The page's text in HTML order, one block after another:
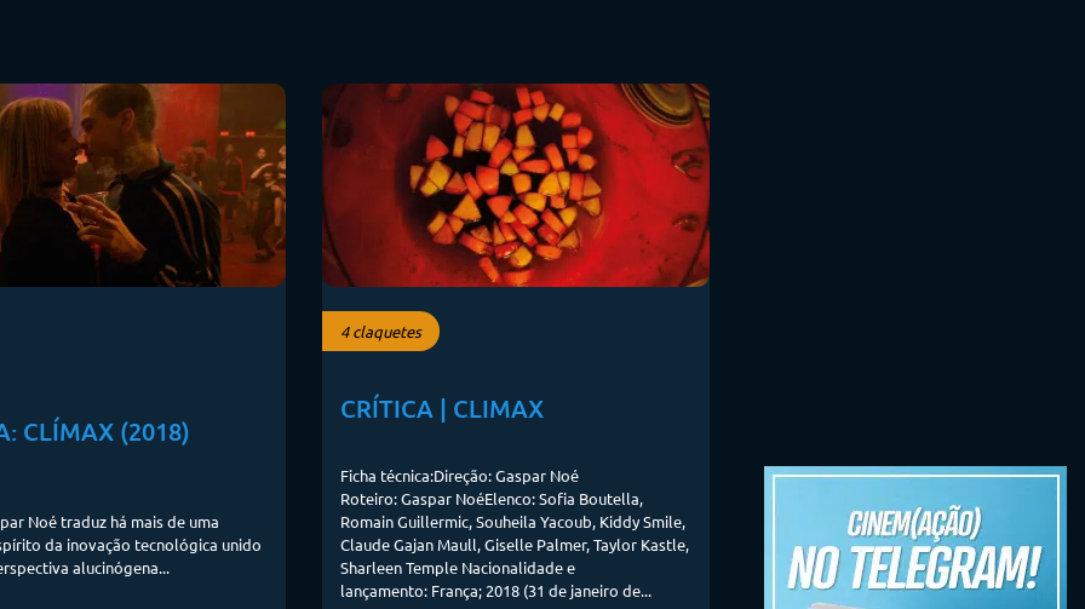
CLÍMAX (2018)
Noé traduz há mais de uma
da inovação tecnológica unido
alucinógena...
4 claquetes
CRÍTICA | CLIMAX
Ficha técnica:Direção: Gaspar Noé
Roteiro: Gaspar NoéElenco: Sofia Boutella,
Romain Guillermic, Souheila Yacoub, Kiddy Smile,
Claude Gajan Maull, Giselle Palmer, Taylor Kastle,
Sharleen Temple Nacionalidade e
lançamento: França; 2018 (31 de janeiro de...